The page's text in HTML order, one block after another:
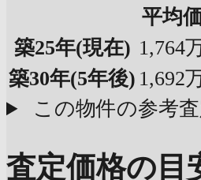
平均
築25年(現在) 1,764
築30年(5年後) 1,692
この物件の参考
査定価格の目